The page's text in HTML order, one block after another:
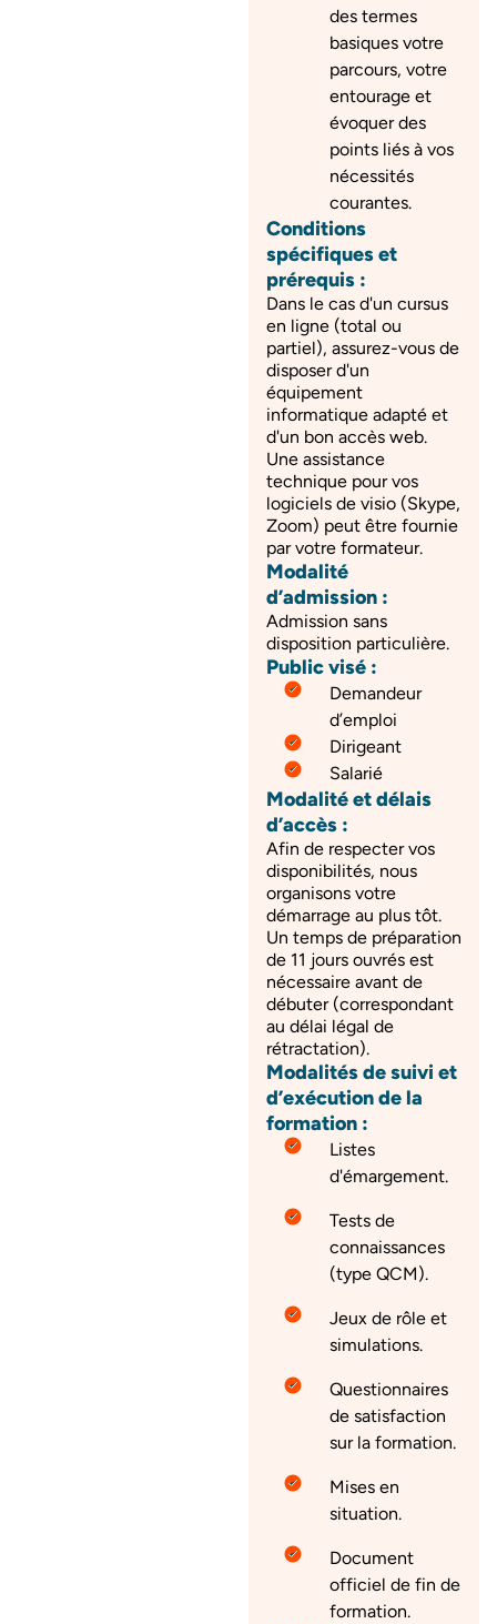
des termes
basiques votre
parcours, votre
entourage et
évoquer des
points liés à vos
nécessités
courantes.
Conditions
spécifiques et
prérequis :
Dans le cas d'un cursus
en ligne (total ou
partiel), assurez-vous de
disposer d'un
équipement
informatique adapté et
d'un bon accès web.
Une assistance
technique pour vos
logiciels de visio (Skype,
Zoom) peut être fournie
par votre formateur.
Modalité
d’admission :
Admission sans
disposition particulière.
Public visé :
Demandeur
d’emploi
Dirigeant
Salarié
Modalité et délais
d’accès :
Afin de respecter vos
disponibilités, nous
organisons votre
démarrage au plus tôt.
Un temps de préparation
de 11 jours ouvrés est
nécessaire avant de
débuter (correspondant
au délai légal de
rétractation).
Modalités de suivi et
d’exécution de la
formation :
Listes
d'émargement.
Tests de
connaissances
(type QCM).
Jeux de rôle et
simulations.
Questionnaires
de satisfaction
sur la formation.
Mises en
situation.
Document
officiel de fin de
formation.